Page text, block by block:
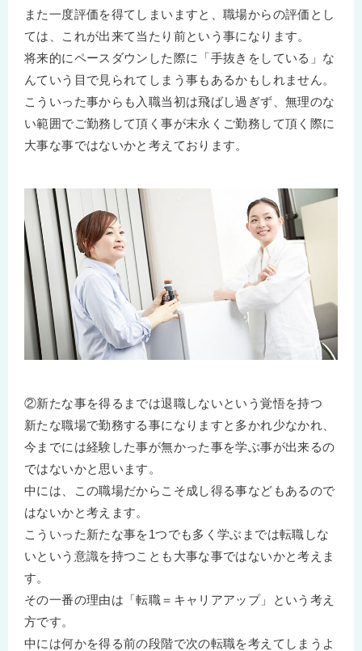
また一度評価を得てしまいますと、職場からの評価とし
ては、これが出来て当たり前という事になります。
将来的にペースダウンした際に「手抜きをしている」な
んていう目で見られてしまう事もあるかもしれません。
こういった事からも入職当初は飛ばし過ぎず、無理のな
い範囲でご勤務して頂く事が末永くご勤務して頂く際に
大事な事ではないかと考えております。
②新たな事を得るまでは退職しないという覚悟を持つ
新たな職場で勤務する事になりますと多かれ少なかれ、
今までには経験した事が無かった事を学ぶ事が出来るの
ではないかと思います。
中には、この職場だからこそ成し得る事などもあるので
はないかと考えます。
こういった新たな事を1つでも多く学ぶまでは転職しな
いという意識を持つことも大事な事ではないかと考えま
す。
その一番の理由は「転職＝キャリアアップ」という考え
方です。
中には何かを得る前の段階で次の転職を考えてしまうよ